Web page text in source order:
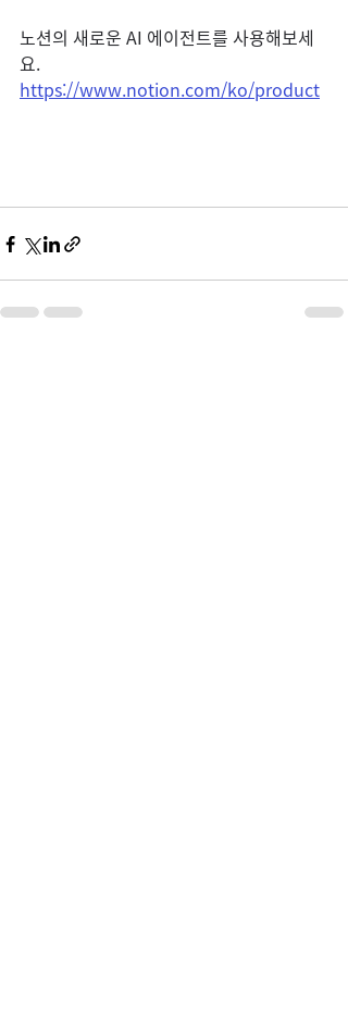
노션의 새로운 AI 에이전트를 사용해보세
요.
https://www.notion.com/ko/product